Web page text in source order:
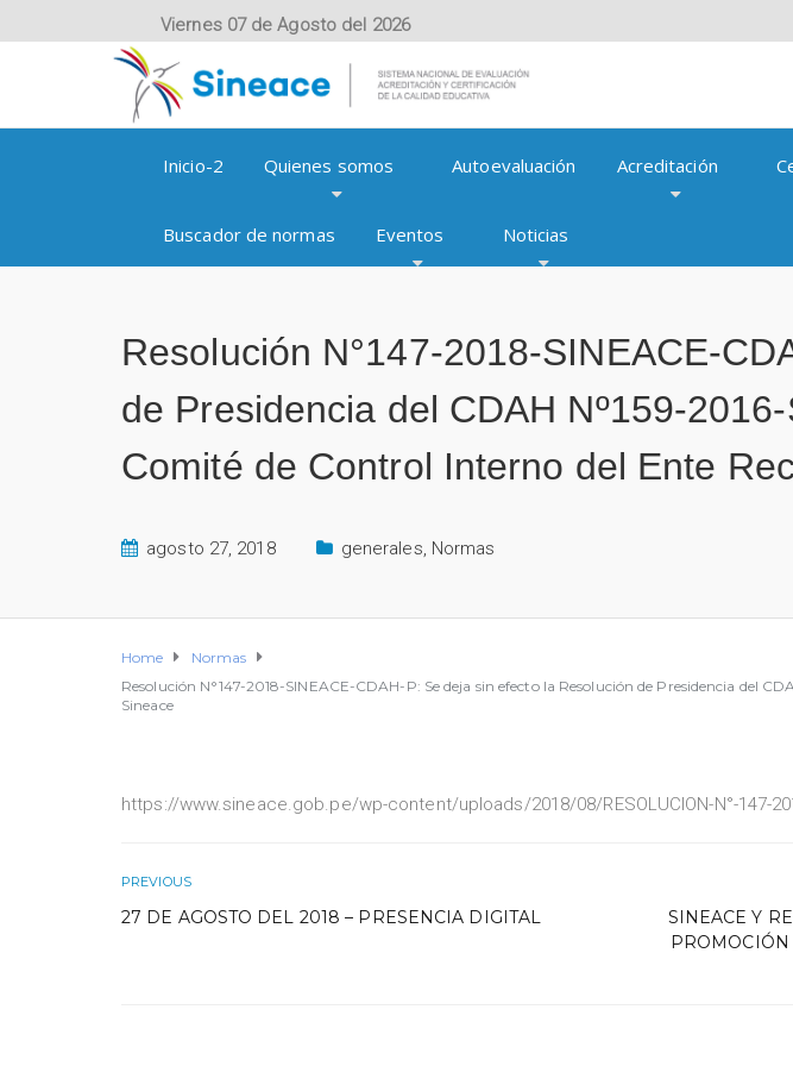
Viernes 07 de Agosto del 2026
Inicio-2 Quienes somos Autoevaluación Acreditación
Buscador de normas Eventos Noticias
Resolución N°147-2018-SINEACE-
de Presidencia del CDAH Nº159-
Comité de Control Interno del Ente
agosto 27, 2018 generales, Normas
Home
Normas
Resolución N°147-2018-SINEACE-CDAH-P: Se deja sin efecto la Resolución de Presidencia del
Sineace
https://www.sineace.gob.pe/wp-content/uploads/2018/08/RESOLUCION-N°-147-
PREVIOUS
27 DE AGOSTO DEL 2018 – PRESENCIA DIGITAL
SINEACE Y
PROMOCIÓN